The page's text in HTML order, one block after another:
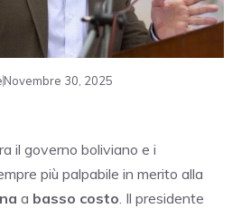
Novembre 30, 2025
il governo boliviano e i
più palpabile in merito alla
a basso costo. Il presidente